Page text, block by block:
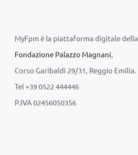
MyFpm è la piattaforma digitale della
Fondazione Palazzo Magnani,
Corso Garibaldi 29/31, Reggio Emilia.
Tel +39 0522 444446
P.IVA 02456050356